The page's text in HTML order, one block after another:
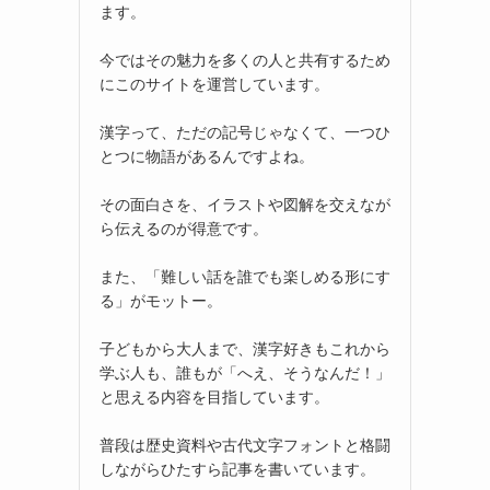
ます。
今ではその魅力を多くの人と共有するため
にこのサイトを運営しています。
漢字って、ただの記号じゃなくて、一つひ
とつに物語があるんですよね。
その面白さを、イラストや図解を交えなが
ら伝えるのが得意です。
また、「難しい話を誰でも楽しめる形にす
る」がモットー。
子どもから大人まで、漢字好きもこれから
学ぶ人も、誰もが「へえ、そうなんだ！」
と思える内容を目指しています。
普段は歴史資料や古代文字フォントと格闘
しながらひたすら記事を書いています。